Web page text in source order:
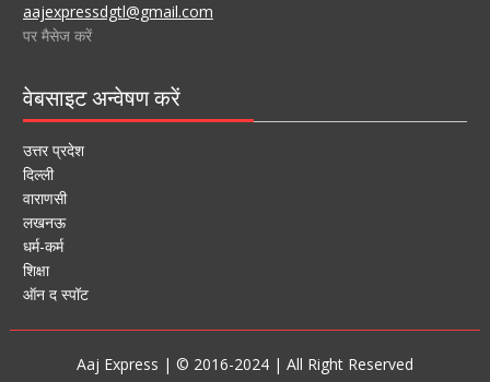
aajexpressdgtl@gmail.com
पर मैसेज करें
वेबसाइट अन्वेषण करें
उत्तर प्रदेश
दिल्ली
वाराणसी
लखनऊ
धर्म-कर्म
शिक्षा
ऑन द स्पॉट
Aaj Express | © 2016-2024 | All Right Reserved